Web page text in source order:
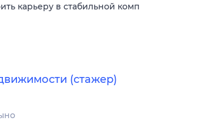
карьеру в стабильной комп
(стажер)